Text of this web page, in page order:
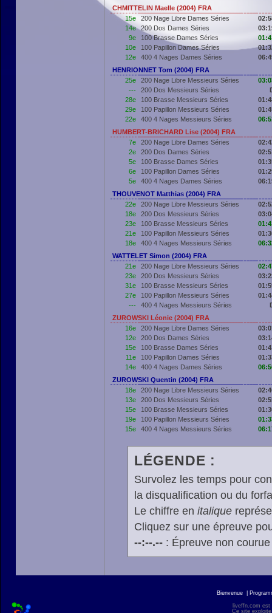
CHMITTELIN Maelle (2004) FRA
15e
200 Nage Libre Dames Séries
14e
200 Dos Dames Séries
9e
100 Brasse Dames Séries
10e
100 Papillon Dames Séries
12e
400 4 Nages Dames Séries
HENRIONNET Tom (2004) FRA
25e
200 Nage Libre Messieurs Séries
---
200 Dos Messieurs Séries
28e
100 Brasse Messieurs Séries
29e
100 Papillon Messieurs Séries
22e
400 4 Nages Messieurs Séries
HUMBERT-BRICHARD Lise (2004) FRA
7e
200 Nage Libre Dames Séries
2e
200 Dos Dames Séries
5e
100 Brasse Dames Séries
6e
100 Papillon Dames Séries
5e
400 4 Nages Dames Séries
THOUVENOT Matthias (2004) FRA
22e
200 Nage Libre Messieurs Séries
18e
200 Dos Messieurs Séries
23e
100 Brasse Messieurs Séries
21e
100 Papillon Messieurs Séries
18e
400 4 Nages Messieurs Séries
WATTELET Simon (2004) FRA
21e
200 Nage Libre Messieurs Séries
23e
200 Dos Messieurs Séries
31e
100 Brasse Messieurs Séries
27e
100 Papillon Messieurs Séries
---
400 4 Nages Messieurs Séries
ZUROWSKI Léonie (2004) FRA
16e
200 Nage Libre Dames Séries
12e
200 Dos Dames Séries
15e
100 Brasse Dames Séries
11e
100 Papillon Dames Séries
14e
400 4 Nages Dames Séries
ZUROWSKI Quentin (2004) FRA
18e
200 Nage Libre Messieurs Séries
13e
200 Dos Messieurs Séries
15e
100 Brasse Messieurs Séries
19e
100 Papillon Messieurs Séries
15e
400 4 Nages Messieurs Séries
LÉGENDE :
Survolez les temps pour
la disqualification ou du
Le chiffre en italique
Cliquez sur une épreuve
--:--.--: Épreuve non
Bienvenue
liveffn.com est
Ce site